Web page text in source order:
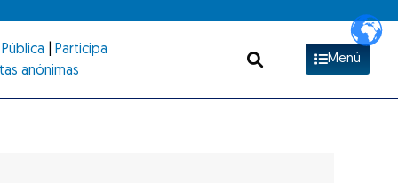
Participa
anónimas
Menú